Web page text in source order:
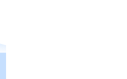
de tus marcas favoritas con
regalo